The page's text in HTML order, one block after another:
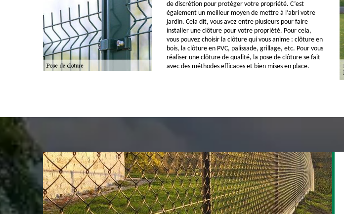
de discrétion pour protéger votre propriété. C’est
également un meilleur moyen de mettre à l’abri votre
jardin. Cela dit, vous avez entre plusieurs pour faire
installer une clôture pour votre propriété. Pour cela,
vous pouvez choisir la clôture qui vous anime : clôture en
bois, la clôture en PVC, palissade, grillage, etc. Pour vous
réaliser une clôture de qualité, la pose de clôture se fait
avec des méthodes efficaces et bien mises en place.